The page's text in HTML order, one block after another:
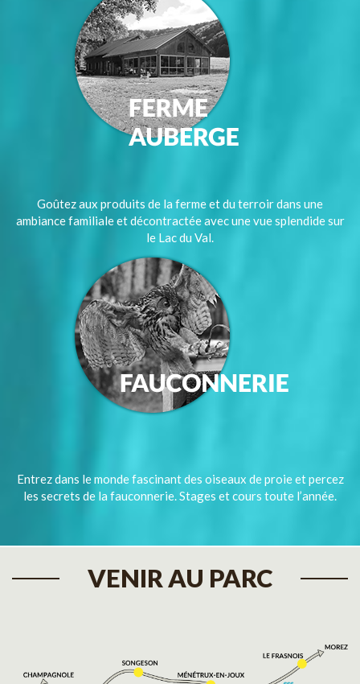
Goûtez aux produits de la ferme et du terroir dans une
ambiance familiale et décontractée avec une vue splendide sur
le Lac du Val.
Entrez dans le monde fascinant des oiseaux de proie et percez
les secrets de la fauconnerie. Stages et cours toute l’année.
VENIR AU PARC